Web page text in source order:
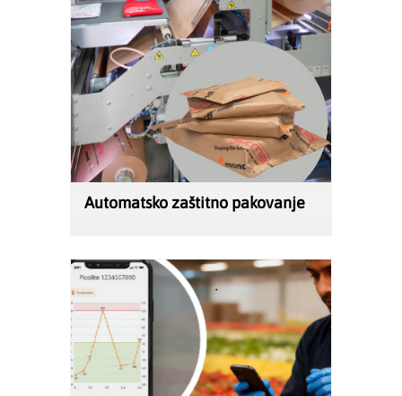
Automatsko zaštitno pakovanje